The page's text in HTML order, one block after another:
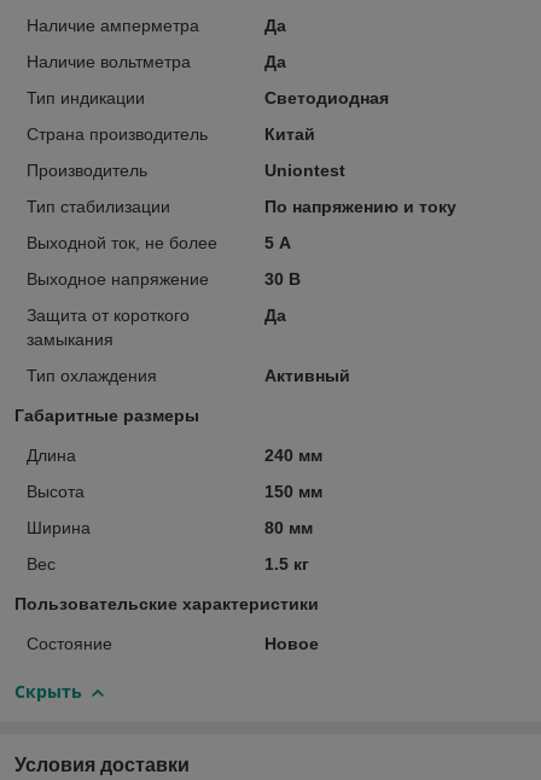
Наличие амперметра
Да
Наличие вольтметра
Да
Тип индикации
Светодиодная
Страна производитель
Китай
Производитель
Uniontest
Тип стабилизации
По напряжению и току
Выходной ток, не более
5 А
Выходное напряжение
30 В
Защита от короткого
замыкания
Да
Тип охлаждения Активный
Габаритные размеры
Длина
240 мм
Высота
150 мм
Ширина
80 мм
Вес
1.5 кг
Пользовательские характеристики
Состояние Hовое
Скрыть
Условия доставки